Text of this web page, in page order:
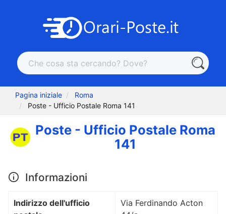
Pagina iniziale
Roma
Poste - Ufficio Postale Roma 141
Poste - Ufficio Postale Roma
141
Informazioni
Indirizzo dell'ufficio
Via Ferdinando Acton